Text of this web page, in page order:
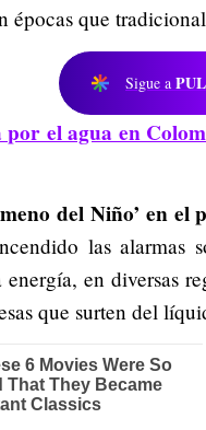
épocas que
Sigue a
el agua en
del Niño’ en
las alarmas
energía, en diversas
que surten del